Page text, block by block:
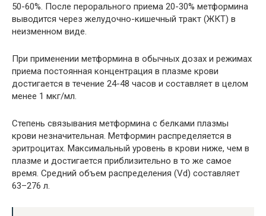
50-60%. После перорального приема 20-30% метформина
выводится через желудочно-кишечный тракт (ЖКТ) в
неизменном виде.
При применении метформина в обычных дозах и режимах
приема постоянная концентрация в плазме крови
достигается в течение 24-48 часов и составляет в целом
менее 1 мкг/мл.
Степень связывания метформина с белками плазмы
крови незначительная. Метформин распределяется в
эритроцитах. Максимальный уровень в крови ниже, чем в
плазме и достигается приблизительно в то же самое
время. Средний объем распределения (Vd) составляет
63–276 л.